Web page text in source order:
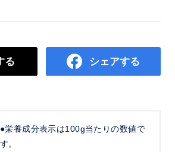
る シェアする
●栄養成分表示は100g当たりの数値で
す。